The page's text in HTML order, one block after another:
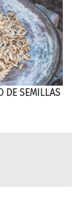
DE SEMILLAS